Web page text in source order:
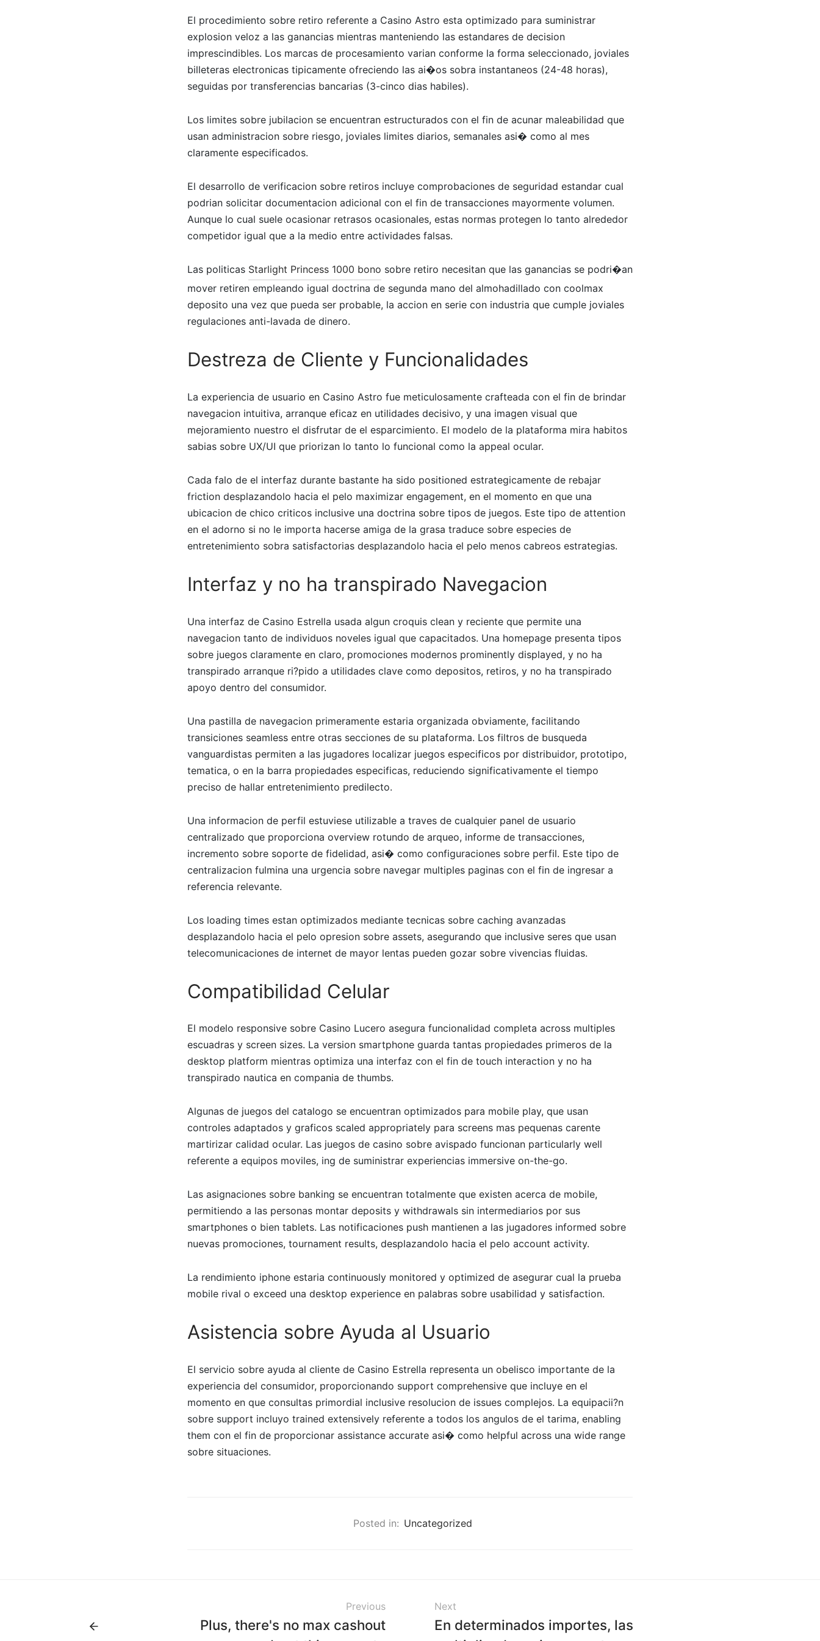
El procedimiento sobre retiro referente a Casino Astro esta optimizado para suministrar
explosion veloz a las ganancias mientras manteniendo las estandares de decision
imprescindibles. Los marcas de procesamiento varian conforme la forma seleccionado, joviales
billeteras electronicas tipicamente ofreciendo las ai�os sobra instantaneos (24-48 horas),
seguidas por transferencias bancarias (3-cinco dias habiles).
Los limites sobre jubilacion se encuentran estructurados con el fin de acunar maleabilidad que
usan administracion sobre riesgo, joviales limites diarios, semanales asi� como al mes
claramente especificados.
El desarrollo de verificacion sobre retiros incluye comprobaciones de seguridad estandar cual
podrian solicitar documentacion adicional con el fin de transacciones mayormente volumen.
Aunque lo cual suele ocasionar retrasos ocasionales, estas normas protegen lo tanto alrededor
competidor igual que a la medio entre actividades falsas.
Las politicas Starlight Princess 1000 bono sobre retiro necesitan que las ganancias se podri�an
mover retiren empleando igual doctrina de segunda mano del almohadillado con coolmax
deposito una vez que pueda ser probable, la accion en serie con industria que cumple joviales
regulaciones anti-lavada de dinero.
Destreza de Cliente y Funcionalidades
La experiencia de usuario en Casino Astro fue meticulosamente crafteada con el fin de brindar
navegacion intuitiva, arranque eficaz en utilidades decisivo, y una imagen visual que
mejoramiento nuestro el disfrutar de el esparcimiento. El modelo de la plataforma mira habitos
sabias sobre UX/UI que priorizan lo tanto lo funcional como la appeal ocular.
Cada falo de el interfaz durante bastante ha sido positioned estrategicamente de rebajar
friction desplazandolo hacia el pelo maximizar engagement, en el momento en que una
ubicacion de chico criticos inclusive una doctrina sobre tipos de juegos. Este tipo de attention
en el adorno si no le importa hacerse amiga de la grasa traduce sobre especies de
entretenimiento sobra satisfactorias desplazandolo hacia el pelo menos cabreos estrategias.
Interfaz y no ha transpirado Navegacion
Una interfaz de Casino Estrella usada algun croquis clean y reciente que permite una
navegacion tanto de individuos noveles igual que capacitados. Una homepage presenta tipos
sobre juegos claramente en claro, promociones modernos prominently displayed, y no ha
transpirado arranque ri?pido a utilidades clave como depositos, retiros, y no ha transpirado
apoyo dentro del consumidor.
Una pastilla de navegacion primeramente estaria organizada obviamente, facilitando
transiciones seamless entre otras secciones de su plataforma. Los filtros de busqueda
vanguardistas permiten a las jugadores localizar juegos especificos por distribuidor, prototipo,
tematica, o en la barra propiedades especificas, reduciendo significativamente el tiempo
preciso de hallar entretenimiento predilecto.
Una informacion de perfil estuviese utilizable a traves de cualquier panel de usuario
centralizado que proporciona overview rotundo de arqueo, informe de transacciones,
incremento sobre soporte de fidelidad, asi� como configuraciones sobre perfil. Este tipo de
centralizacion fulmina una urgencia sobre navegar multiples paginas con el fin de ingresar a
referencia relevante.
Los loading times estan optimizados mediante tecnicas sobre caching avanzadas
desplazandolo hacia el pelo opresion sobre assets, asegurando que inclusive seres que usan
telecomunicaciones de internet de mayor lentas pueden gozar sobre vivencias fluidas.
Compatibilidad Celular
El modelo responsive sobre Casino Lucero asegura funcionalidad completa across multiples
escuadras y screen sizes. La version smartphone guarda tantas propiedades primeros de la
desktop platform mientras optimiza una interfaz con el fin de touch interaction y no ha
transpirado nautica en compania de thumbs.
Algunas de juegos del catalogo se encuentran optimizados para mobile play, que usan
controles adaptados y graficos scaled appropriately para screens mas pequenas carente
martirizar calidad ocular. Las juegos de casino sobre avispado funcionan particularly well
referente a equipos moviles, ing de suministrar experiencias immersive on-the-go.
Las asignaciones sobre banking se encuentran totalmente que existen acerca de mobile,
permitiendo a las personas montar deposits y withdrawals sin intermediarios por sus
smartphones o bien tablets. Las notificaciones push mantienen a las jugadores informed sobre
nuevas promociones, tournament results, desplazandolo hacia el pelo account activity.
La rendimiento iphone estaria continuously monitored y optimized de asegurar cual la prueba
mobile rival o exceed una desktop experience en palabras sobre usabilidad y satisfaction.
Asistencia sobre Ayuda al Usuario
El servicio sobre ayuda al cliente de Casino Estrella representa un obelisco importante de la
experiencia del consumidor, proporcionando support comprehensive que incluye en el
momento en que consultas primordial inclusive resolucion de issues complejos. La equipacii?n
sobre support incluyo trained extensively referente a todos los angulos de el tarima, enabling
them con el fin de proporcionar assistance accurate asi� como helpful across una wide range
sobre situaciones.
Posted in: Uncategorized
Previous
Plus, there's no max cashout
Next
En determinados importes, las